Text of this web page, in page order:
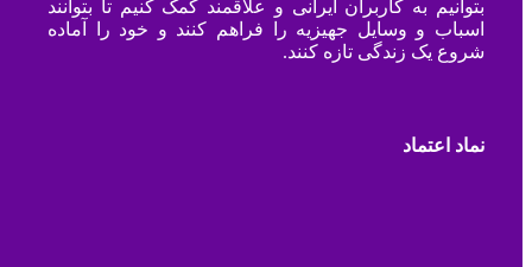
بتوانیم به کاربران ایرانی و علاقمند کمک کنیم تا بتوانند
اسباب و وسایل جهیزیه را فراهم کنند و خود را آماده
شروع یک زندگی تازه کنند.
نماد اعتماد